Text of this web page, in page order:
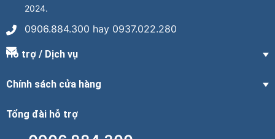
2024.
0906.884.300 hay 0937.022.280
Hỗ trợ / Dịch vụ
Chính sách cửa hàng
Tổng đài hỗ trợ